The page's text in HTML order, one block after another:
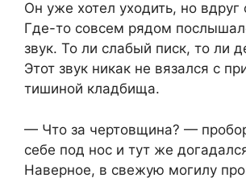
Он уже хотел уходить, но вдруг
Где-то совсем рядом
звук. То ли слабый писк, то ли
Этот звук никак не вязался с
тишиной кладбища.
— Что за чертовщина? —
себе под нос и тут же
Наверное, в свежую могилу